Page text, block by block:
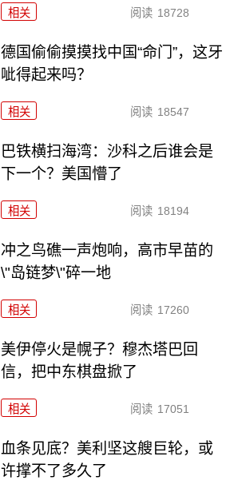
相关 阅读 18728
德国偷偷摸摸找中国“命门”，这牙
呲得起来吗？
相关 阅读 18547
巴铁横扫海湾：沙科之后谁会是
下一个？美国懵了
相关 阅读 18194
冲之鸟礁一声炮响，高市早苗的
\"岛链梦\"碎一地
相关 阅读 17260
美伊停火是幌子？穆杰塔巴回
信，把中东棋盘掀了
相关 阅读 17051
血条见底？美利坚这艘巨轮，或
许撑不了多久了